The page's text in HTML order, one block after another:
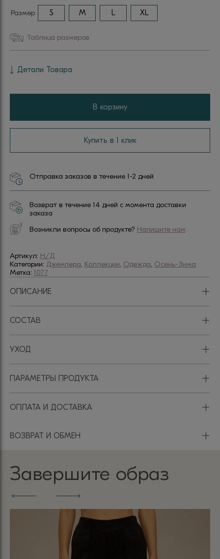
Размер S M L XL
Таблица размеров
Детали Товара
В корзину
Купить в 1 клик
Отправка заказов в течение 1-2 дней
Возврат в течение 14 дней с момента доставки
заказа
Возникли вопросы об продукте? Напишите нам
Артикул: Н/Д
Категории: Джемпера, Коллекции, Одежда, Осень-Зима
Метка: 1077
ОПИСАНИЕ +
СОСТАВ +
УХОД +
ПАРАМЕТРЫ ПРОДУКТА +
ОПЛАТА И ДОСТАВКА +
ВОЗВРАТ И ОБМЕН +
Завершите образ